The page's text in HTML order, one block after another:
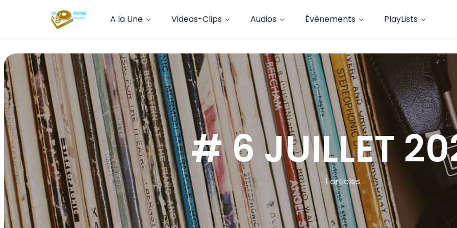
A la Une Videos-Clips Audios Évènements PlayLists
# 6 JUILLET
1 articles